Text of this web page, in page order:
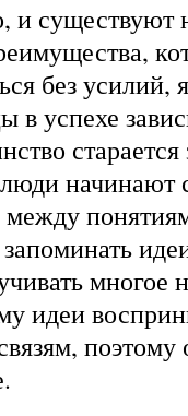
и существуют
без усилий,
в успехе
старается
начинают
между
многое
идеи